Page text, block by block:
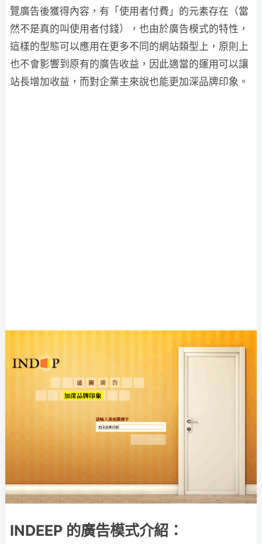
覽廣告後獲得內容，有「使用者付費」的元素存在（當
然不是真的叫使用者付錢），也由於廣告模式的特性，
這樣的型態可以應用在更多不同的網站類型上，原則上
也不會影響到原有的廣告收益，因此適當的運用可以讓
站長增加收益，而對企業主來說也能更加深品牌印象。
INDEEP 的廣告模式介紹：